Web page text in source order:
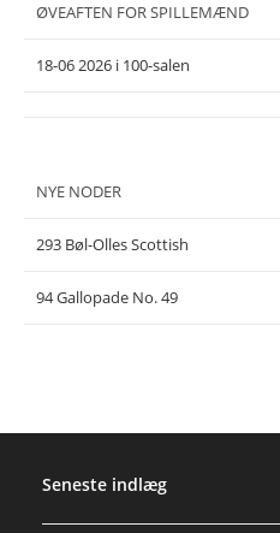
ØVEAFTEN FOR SPILLEMÆND
18-06 2026 i 100-salen
NYE NODER
293 Bøl-Olles Scottish
94 Gallopade No. 49
Seneste indlæg